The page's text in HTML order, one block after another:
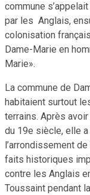
commune
par les Anglais,
colonisation
Dame-Marie en
Marie».
La commune de
habitaient surtout
terrains. Après
du 19e siècle, elle
l’arrondissement
faits historiques
contre les Anglais
Toussaint pendant